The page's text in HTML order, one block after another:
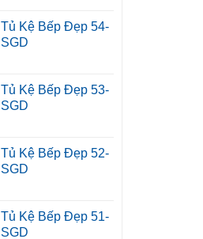
Tủ Kệ Bếp Đẹp 54-
SGD
Tủ Kệ Bếp Đẹp 53-
SGD
Tủ Kệ Bếp Đẹp 52-
SGD
Tủ Kệ Bếp Đẹp 51-
SGD